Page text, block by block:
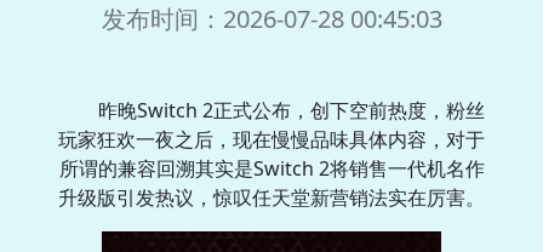
发布时间：2026-07-28 00:45:03
昨晚Switch 2正式公布，创下空前热度，粉丝
玩家狂欢一夜之后，现在慢慢品味具体内容，对于
所谓的兼容回溯其实是Switch 2将销售一代机名作
升级版引发热议，惊叹任天堂新营销法实在厉害。